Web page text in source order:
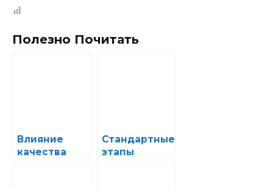
Полезно Почитать
Влияние
качества
Стандартные
этапы